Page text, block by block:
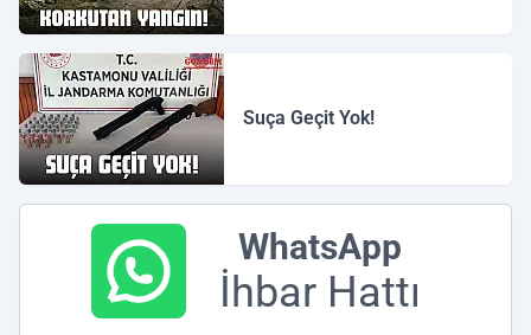
Suça Geçit Yok!
WhatsApp
İhbar Hattı